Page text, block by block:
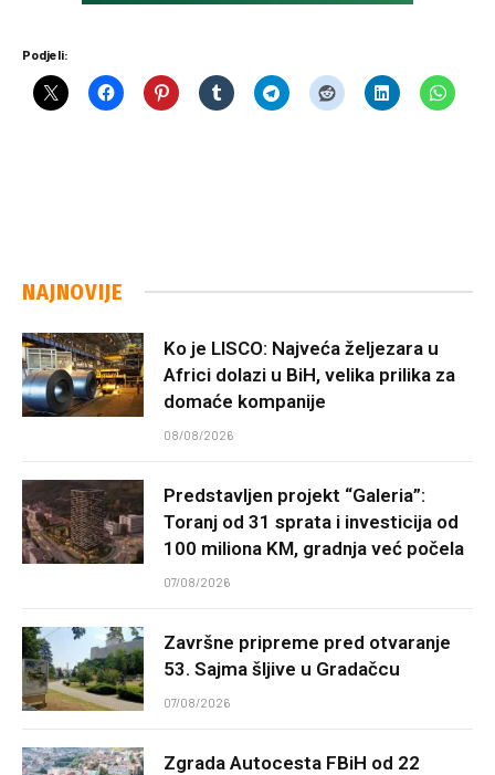
Podjeli:
NAJNOVIJE
Ko je LISCO: Najveća željezara u
Africi dolazi u BiH, velika prilika za
domaće kompanije
08/08/2026
Predstavljen projekt “Galeria”:
Toranj od 31 sprata i investicija od
100 miliona KM, gradnja već počela
07/08/2026
Završne pripreme pred otvaranje
53. Sajma šljive u Gradačcu
07/08/2026
Zgrada Autocesta FBiH od 22